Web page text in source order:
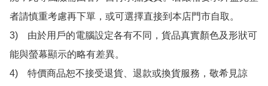
者請慎重考慮再下單，或可選擇直接到本店門市自取。
3)　由於用戶的電腦設定各有不同，貨品真實顏色及形狀可
能與螢幕顯示的略有差異。
4)　特價商品恕不接受退貨、退款或換貨服務，敬希見諒